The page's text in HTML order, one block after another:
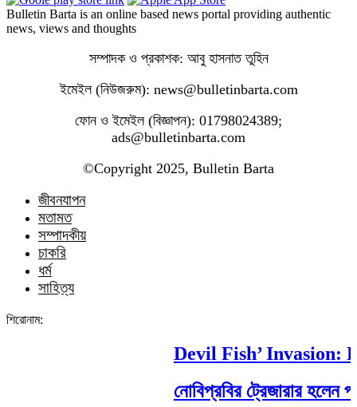
Bulletin Barta is an online based news portal providing authentic
news, views and thoughts
সম্পাদক ও প্রকাশক: আবু হাসনাত তুহিন
ইমেইল (নিউজরুম): news@bulletinbarta.com
ফোন ও ইমেইল (বিজ্ঞাপন): 01798024389;
ads@bulletinbarta.com
©️Copyright 2025, Bulletin Barta
জীবনযাপন
মতামত
সম্পাদকীয়
চাকরি
ধর্ম
সাহিত্য
শিরোনাম:
Devil Fish’ Invasion:
নোবিপ্রবির ট্রেজারার হলেন